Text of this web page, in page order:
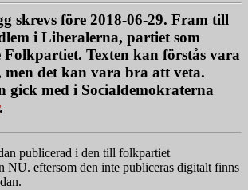
skrevs före 2018-06-29. Fram till
i Liberalerna, partiet som
Folkpartiet. Texten kan förstås vara
men det kan vara bra att veta.
gick med i Socialdemokraterna
.
publicerad i den till folkpartiet
NU. eftersom den inte publiceras digitalt finns